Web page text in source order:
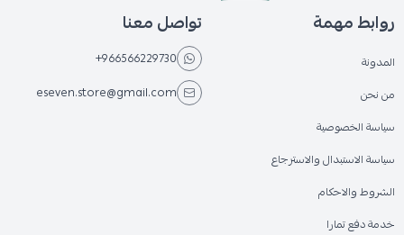
روابط مهمة
المدونة
من نحن
سياسة الخصوصية
سياسة الاستبدال والاسترجاع
الشروط والاحكام
خدمة دفع تمارا
تواصل معنا
+966566229730
eseven.store@gmail.com